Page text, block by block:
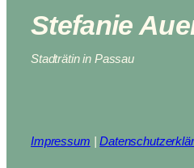
Stefanie
Stadträtin in Passau
Impressum |